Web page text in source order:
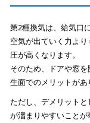
第2種換気は、給気口
空気が出ていく力よ
圧が高くなります。
そのため、ドアや窓
生面でのメリットがあ
ただし、デメリット
が溜まりやすいことが